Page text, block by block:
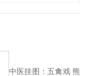
中医挂图：五禽戏 熊